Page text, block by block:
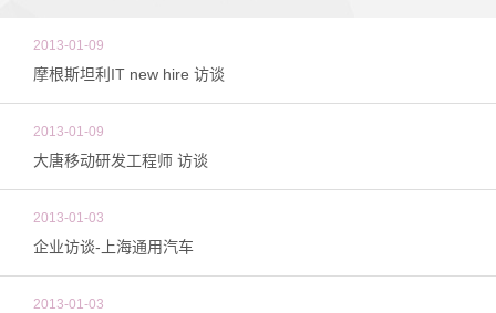
2013-01-09
摩根斯坦利IT new hire 访谈
2013-01-09
大唐移动研发工程师 访谈
2013-01-03
企业访谈-上海通用汽车
2013-01-03